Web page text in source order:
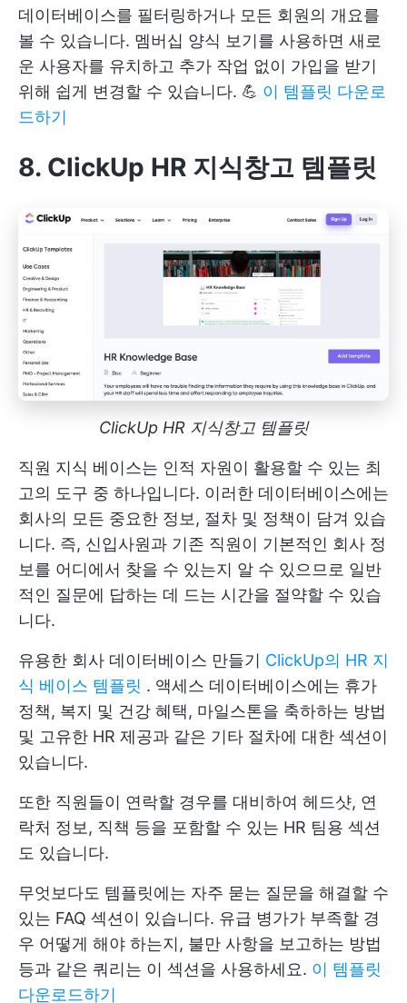
데이터베이스를 필터링하거나 모든 회원의 개요를
볼 수 있습니다. 멤버십 양식 보기를 사용하면 새로
운 사용자를 유치하고 추가 작업 없이 가입을 받기
위해 쉽게 변경할 수 있습니다. 💪 이 템플릿 다운로
드하기
8. ClickUp HR 지식창고 템플릿
ClickUp HR 지식창고 템플릿
직원 지식 베이스는 인적 자원이 활용할 수 있는 최
고의 도구 중 하나입니다. 이러한 데이터베이스에는
회사의 모든 중요한 정보, 절차 및 정책이 담겨 있습
니다. 즉, 신입사원과 기존 직원이 기본적인 회사 정
보를 어디에서 찾을 수 있는지 알 수 있으므로 일반
적인 질문에 답하는 데 드는 시간을 절약할 수 있습
니다.
유용한 회사 데이터베이스 만들기 ClickUp의 HR 지
식 베이스 템플릿 . 액세스 데이터베이스에는 휴가
정책, 복지 및 건강 혜택, 마일스톤을 축하하는 방법
및 고유한 HR 제공과 같은 기타 절차에 대한 섹션이
있습니다.
또한 직원들이 연락할 경우를 대비하여 헤드샷, 연
락처 정보, 직책 등을 포함할 수 있는 HR 팀용 섹션
도 있습니다.
무엇보다도 템플릿에는 자주 묻는 질문을 해결할 수
있는 FAQ 섹션이 있습니다. 유급 병가가 부족할 경
우 어떻게 해야 하는지, 불만 사항을 보고하는 방법
등과 같은 쿼리는 이 섹션을 사용하세요. 이 템플릿
다운로드하기